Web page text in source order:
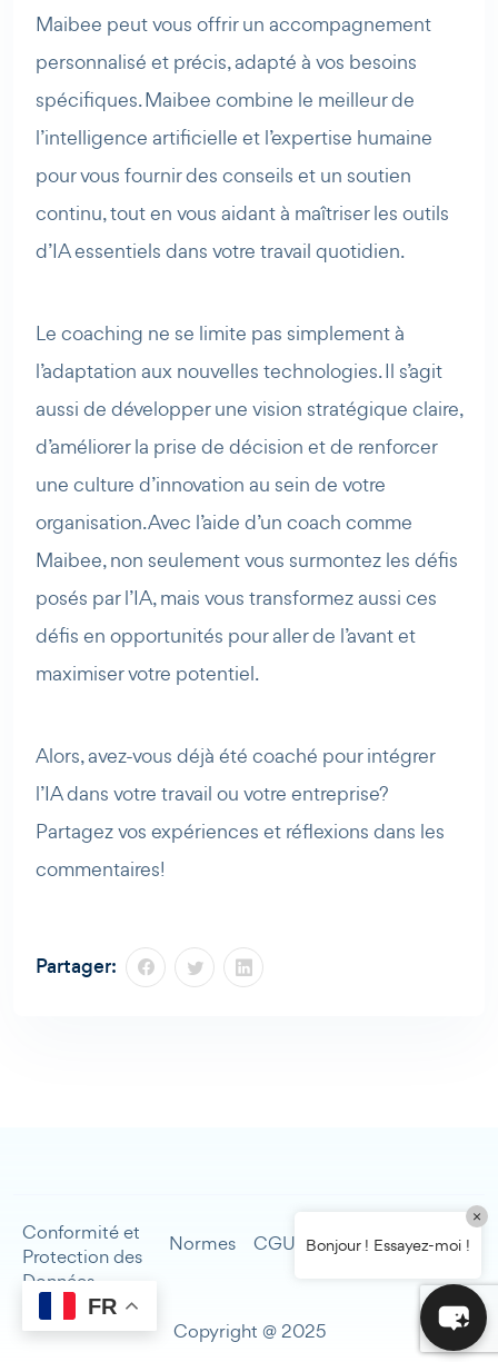
Maibee peut vous offrir un accompagnement
personnalisé et précis, adapté à vos besoins
spécifiques. Maibee combine le meilleur de
l’intelligence artificielle et l’expertise humaine
pour vous fournir des conseils et un soutien
continu, tout en vous aidant à maîtriser les outils
d’IA essentiels dans votre travail quotidien.
Le coaching ne se limite pas simplement à
l’adaptation aux nouvelles technologies. Il s’agit
aussi de développer une vision stratégique claire,
d’améliorer la prise de décision et de renforcer
une culture d’innovation au sein de votre
organisation. Avec l’aide d’un coach comme
Maibee, non seulement vous surmontez les défis
posés par l’IA, mais vous transformez aussi ces
défis en opportunités pour aller de l’avant et
maximiser votre potentiel.
Alors, avez-vous déjà été coaché pour intégrer
l’IA dans votre travail ou votre entreprise?
Partagez vos expériences et réflexions dans les
commentaires!
Partager:
Conformité et
Protection des
Données
Normes CGU
légales
Contact
Copyright @ 2025
FR
Bonjour ! Essayez-moi !
×